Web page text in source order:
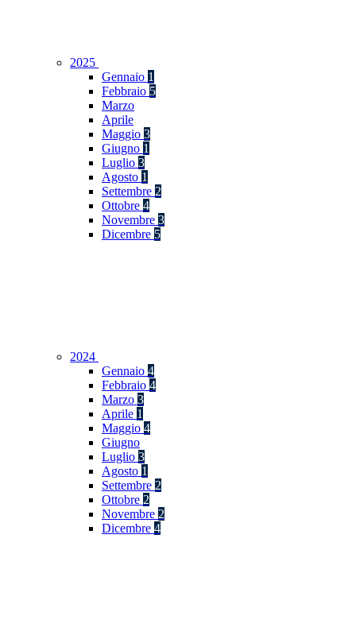
2025
Gennaio 1
Febbraio 5
Marzo
Aprile
Maggio 3
Giugno 1
Luglio 3
Agosto 1
Settembre 2
Ottobre 4
Novembre 3
Dicembre 5
2024
Gennaio 4
Febbraio 4
Marzo 3
Aprile 1
Maggio 4
Giugno
Luglio 3
Agosto 1
Settembre 2
Ottobre 2
Novembre 2
Dicembre 4